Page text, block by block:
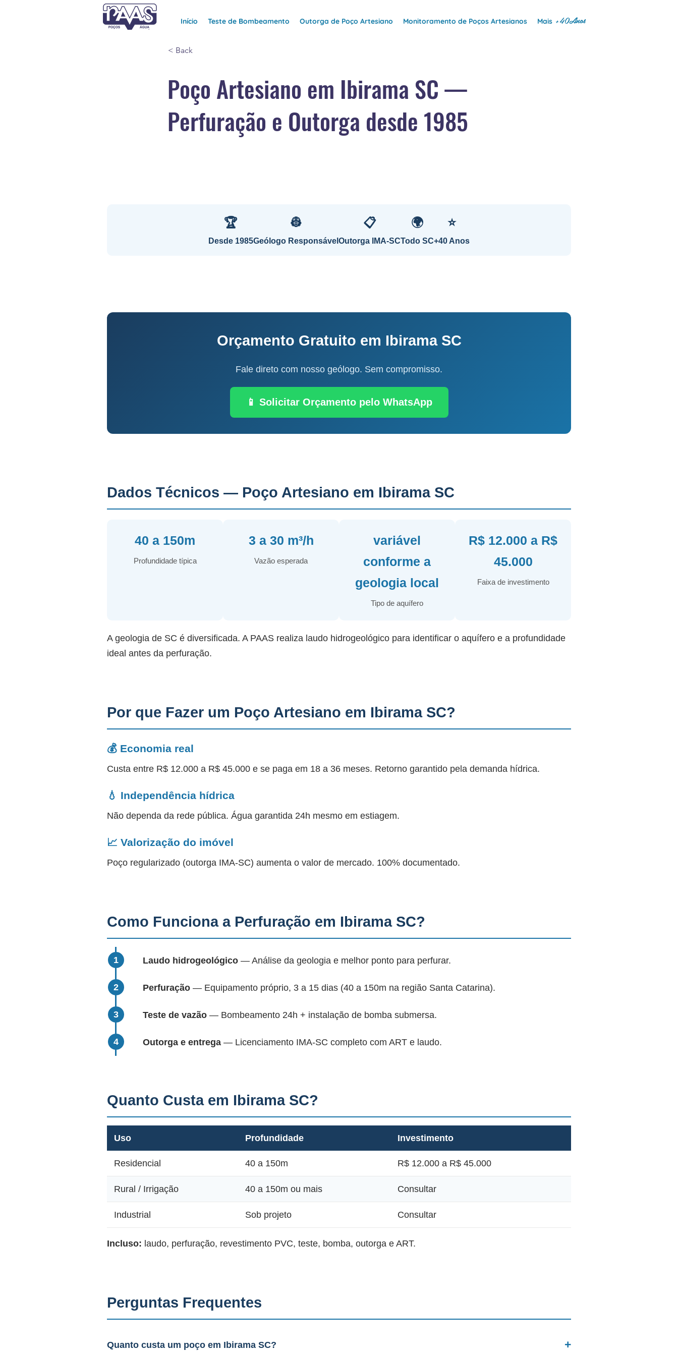
Início Teste de Bombeamento Outorga de Poço Artesiano Monitoramento de Poços Artesianos Mais +40Anos
< Back
Poço Artesiano em Ibirama SC —
Perfuração e Outorga desde 1985
🏆
Desde 1985
👷
Geólogo Responsável
📋
Outorga IMA-SC
🌍
Todo SC
⭐
+40 Anos
Orçamento Gratuito em Ibirama SC
Fale direto com nosso geólogo. Sem compromisso.
📱 Solicitar Orçamento pelo WhatsApp
Dados Técnicos — Poço Artesiano em Ibirama SC
40 a 150m
Profundidade típica
3 a 30 m³/h
Vazão esperada
variável
conforme a
geologia local
Tipo de aquífero
R$ 12.000 a R$
45.000
Faixa de investimento
A geologia de SC é diversificada. A PAAS realiza laudo hidrogeológico para identificar o aquífero e a profundidade
ideal antes da perfuração.
Por que Fazer um Poço Artesiano em Ibirama SC?
💰 Economia real
Custa entre R$ 12.000 a R$ 45.000 e se paga em 18 a 36 meses. Retorno garantido pela demanda hídrica.
💧 Independência hídrica
Não dependa da rede pública. Água garantida 24h mesmo em estiagem.
📈 Valorização do imóvel
Poço regularizado (outorga IMA-SC) aumenta o valor de mercado. 100% documentado.
Como Funciona a Perfuração em Ibirama SC?
Laudo hidrogeológico — Análise da geologia e melhor ponto para perfurar.
Perfuração — Equipamento próprio, 3 a 15 dias (40 a 150m na região Santa Catarina).
Teste de vazão — Bombeamento 24h + instalação de bomba submersa.
Outorga e entrega — Licenciamento IMA-SC completo com ART e laudo.
Quanto Custa em Ibirama SC?
Uso Profundidade Investimento
Residencial 40 a 150m R$ 12.000 a R$ 45.000
Rural / Irrigação 40 a 150m ou mais Consultar
Industrial Sob projeto Consultar
Incluso: laudo, perfuração, revestimento PVC, teste, bomba, outorga e ART.
Perguntas Frequentes
Quanto custa um poço em Ibirama SC?